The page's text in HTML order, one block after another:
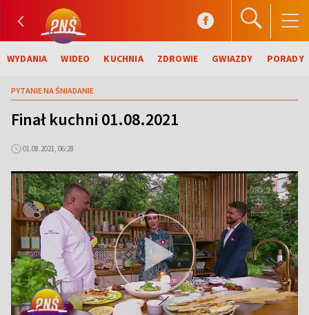
WYDANIA WIDEO KUCHNIA ZDROWIE GWIAZDY PORADY
PYTANIE NA ŚNIADANIE
Finał kuchni 01.08.2021
01.08.2021, 06:28